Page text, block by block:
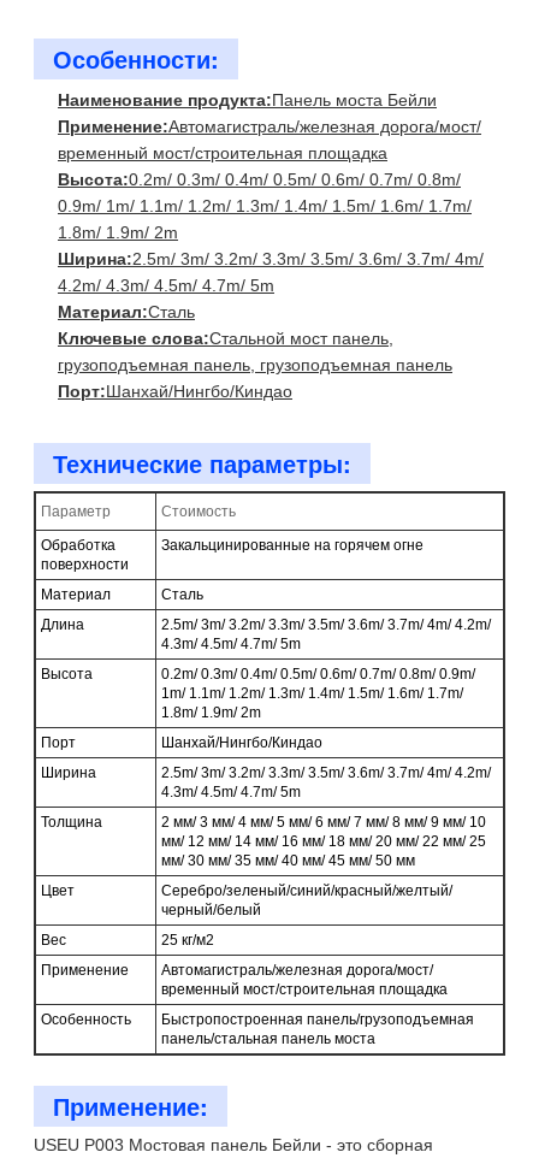
Особенности:
Наименование продукта:Панель моста Бейли
Применение:Автомагистраль/железная дорога/мост/
временный мост/строительная площадка
Высота:0.2m/ 0.3m/ 0.4m/ 0.5m/ 0.6m/ 0.7m/ 0.8m/
0.9m/ 1m/ 1.1m/ 1.2m/ 1.3m/ 1.4m/ 1.5m/ 1.6m/ 1.7m/
1.8m/ 1.9m/ 2m
Ширина:2.5m/ 3m/ 3.2m/ 3.3m/ 3.5m/ 3.6m/ 3.7m/ 4m/
4.2m/ 4.3m/ 4.5m/ 4.7m/ 5m
Материал:Сталь
Ключевые слова:Стальной мост панель,
грузоподъемная панель, грузоподъемная панель
Порт:Шанхай/Нингбо/Киндао
Технические параметры:
Параметр
Стоимость
Обработка
поверхности
Закальцинированные на горячем огне
Материал
Сталь
Длина
2.5m/ 3m/ 3.2m/ 3.3m/ 3.5m/ 3.6m/ 3.7m/ 4m/ 4.2m/
4.3m/ 4.5m/ 4.7m/ 5m
Высота
0.2m/ 0.3m/ 0.4m/ 0.5m/ 0.6m/ 0.7m/ 0.8m/ 0.9m/
1m/ 1.1m/ 1.2m/ 1.3m/ 1.4m/ 1.5m/ 1.6m/ 1.7m/
1.8m/ 1.9m/ 2m
Порт
Шанхай/Нингбо/Киндао
Ширина
2.5m/ 3m/ 3.2m/ 3.3m/ 3.5m/ 3.6m/ 3.7m/ 4m/ 4.2m/
4.3m/ 4.5m/ 4.7m/ 5m
Толщина
2 мм/ 3 мм/ 4 мм/ 5 мм/ 6 мм/ 7 мм/ 8 мм/ 9 мм/ 10
мм/ 12 мм/ 14 мм/ 16 мм/ 18 мм/ 20 мм/ 22 мм/ 25
мм/ 30 мм/ 35 мм/ 40 мм/ 45 мм/ 50 мм
Цвет
Серебро/зеленый/синий/красный/желтый/
черный/белый
Вес
25 кг/м2
Применение
Автомагистраль/железная дорога/мост/
временный мост/строительная площадка
Особенность
Быстропостроенная панель/грузоподъемная
панель/стальная панель моста
Применение:
USEU P003 Мостовая панель Бейли - это сборная